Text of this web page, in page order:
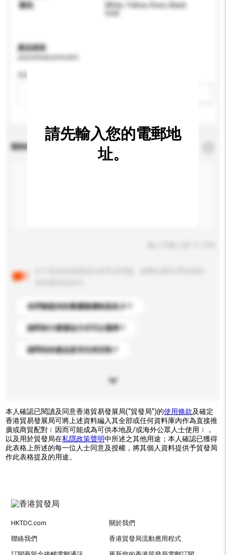
顏色
White, Yellow, Rose, Black
產品規格
查詢內容
你們能提供的最優惠價格是多少？
請問有什麼運送方式可以選擇？
請問你的產品是否支持定制？
請先輸入您的電郵地
址。
本人確認已閱讀及同意香港貿易發展局(“貿發局”)的使用條款及確定
香港貿易發展局可將上述資料編入其全部或任何資料庫內作為直接推
廣或商貿配對﹝因而可能成為可供本地及/或海外公眾人士使用﹞，
以及用於貿發局在私隱政策聲明中所述之其他用途；本人確認已獲得
此表格上所述的每一位人士同意及授權，將其個人資料提供予貿發局
作此表格提及的用途。
HKTDC.com 關於我們
聯絡我們 香港貿發局流動應用程式